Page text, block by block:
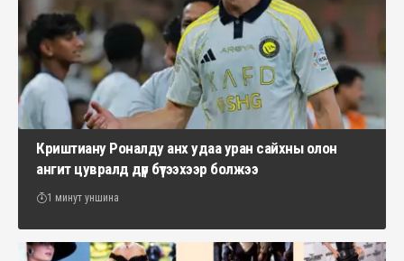
Криштиану Роналду анх удаа уран сайхны олон
ангит цувралд дүр бүтээхээр болжээ
1 минут уншина